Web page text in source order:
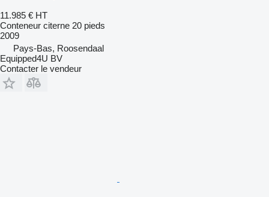
11.985 € HT
Conteneur citerne 20 pieds
2009
Pays-Bas, Roosendaal
Equipped4U BV
Contacter le vendeur